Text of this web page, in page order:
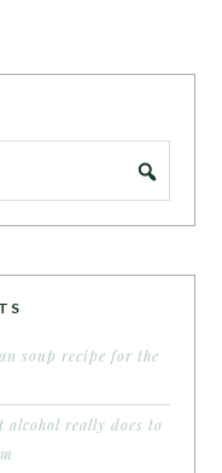
soup recipe for the
alcohol really does to